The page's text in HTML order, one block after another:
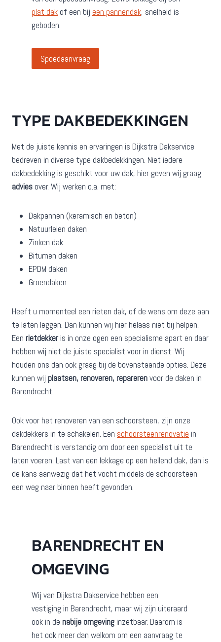
plat dak of een bij een pannendak, snelheid is
geboden.
Spoedaanvraag
TYPE DAKBEDEKKINGEN
Met de juiste kennis en ervaringen is Dijkstra Dakservice
bedreven in diverse type dakbedekkingen. Niet iedere
dakbedekking is geschikt voor uw dak, hier geven wij graag
advies over. Wij werken o.a. met:
Dakpannen (keramisch en beton)
Natuurleien daken
Zinken dak
Bitumen daken
EPDM daken
Groendaken
Heeft u momenteel een rieten dak, of de wens om deze aan
te laten leggen. Dan kunnen wij hier helaas niet bij helpen.
Een rietdekker is in onze ogen een specialisme apart en daar
hebben wij niet de juiste specialist voor in dienst. Wij
houden ons dan ook graag bij de bovenstaande opties. Deze
kunnen wij plaatsen, renoveren, reparerenvoor de daken in
Barendrecht.
Ook voor het renoveren van een schoorsteen, zijn onze
dakdekkers in te schakelen. Een schoorsteenrenovatie in
Barendrecht is verstandig om door een specialist uit te
laten voeren. Last van een lekkage op een hellend dak, dan is
de kans aanwezig dat het vocht middels de schoorsteen
een weg naar binnen heeft gevonden.
BARENDRECHT EN
OMGEVING
Wij van Dijkstra Dakservice hebben een
vestiging in Barendrecht, maar wij zijn uiteraard
ook in de nabije omgeving inzetbaar. Daarom is
het ook meer dan welkom om een aanvraag te